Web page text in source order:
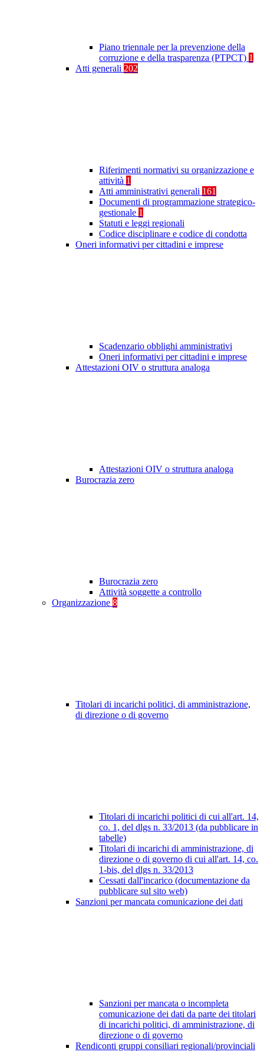
Piano triennale per la prevenzione della
corruzione e della trasparenza (PTPCT) 1
Atti generali 202
Riferimenti normativi su organizzazione e
attività 1
Atti amministrativi generali 161
Documenti di programmazione strategico-
gestionale 1
Statuti e leggi regionali
Codice disciplinare e codice di condotta
Oneri informativi per cittadini e imprese
Scadenzario obblighi amministrativi
Oneri informativi per cittadini e imprese
Attestazioni OIV o struttura analoga
Attestazioni OIV o struttura analoga
Burocrazia zero
Burocrazia zero
Attività soggette a controllo
Organizzazione 8
Titolari di incarichi politici, di amministrazione,
di direzione o di governo
Titolari di incarichi politici di cui all'art. 14,
co. 1, del dlgs n. 33/2013 (da pubblicare in
tabelle)
Titolari di incarichi di amministrazione, di
direzione o di governo di cui all'art. 14, co.
1-bis, del dlgs n. 33/2013
Cessati dall'incarico (documentazione da
pubblicare sul sito web)
Sanzioni per mancata comunicazione dei dati
Sanzioni per mancata o incompleta
comunicazione dei dati da parte dei titolari
di incarichi politici, di amministrazione, di
direzione o di governo
Rendiconti gruppi consiliari regionali/provinciali